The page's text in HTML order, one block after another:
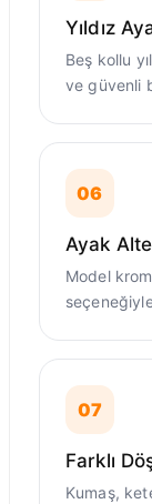
Yıldız
Beş kollu
ve güvenli
06
Ayak
Model
07
Farklı
Kumaş,